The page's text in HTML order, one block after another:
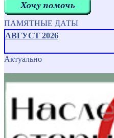
ПАМЯТНЫЕ ДАТЫ
АВГУСТ 2026
Актуально